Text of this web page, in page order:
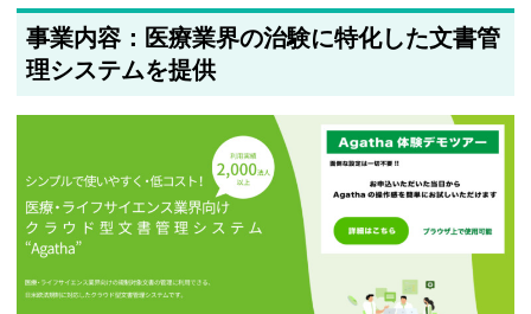
事業内容：医療業界の治験に特化した文書管
理システムを提供